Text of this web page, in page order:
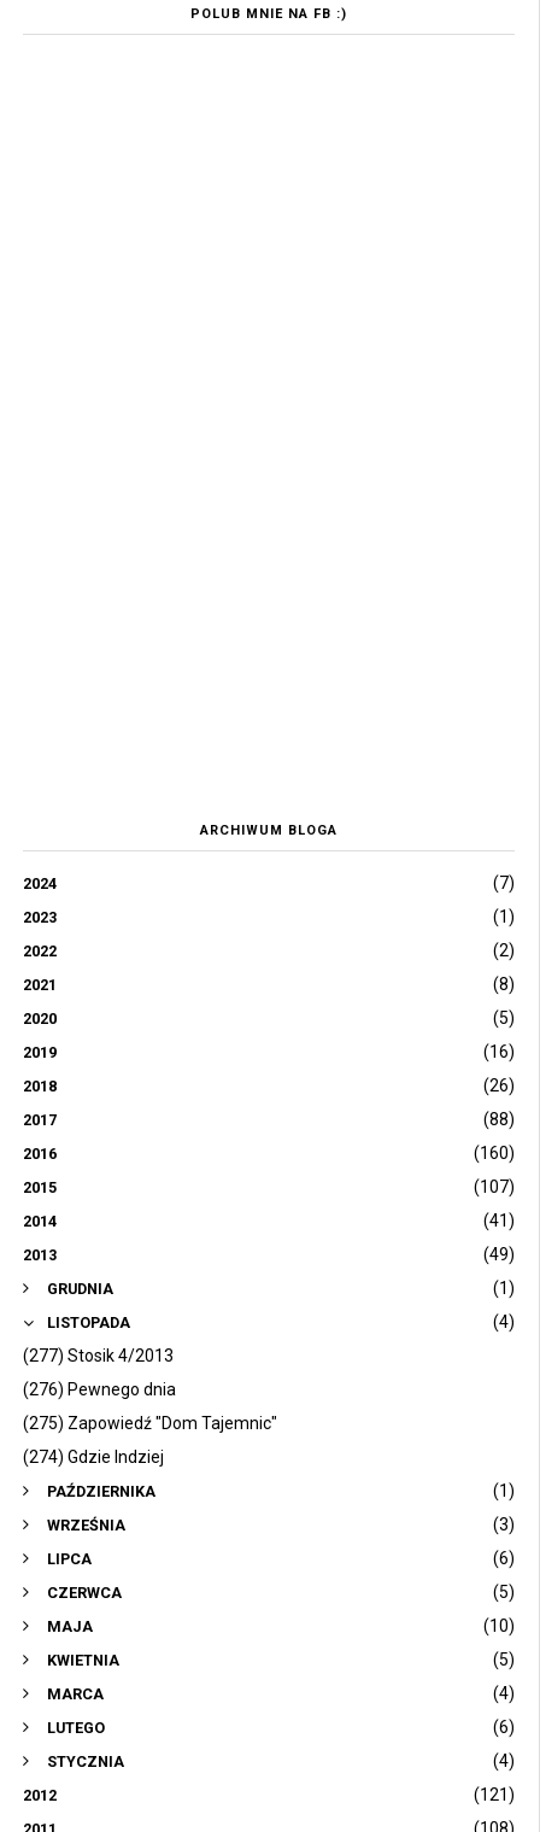
POLUB MNIE NA FB :)
ARCHIWUM BLOGA
2024 (7)
2023 (1)
2022 (2)
2021 (8)
2020 (5)
2019 (16)
2018 (26)
2017 (88)
2016 (160)
2015 (107)
2014 (41)
2013 (49)
GRUDNIA (1)
LISTOPADA
(4)
(277) Stosik 4/2013
(276) Pewnego dnia
(275) Zapowiedź "Dom Tajemnic"
(274) Gdzie Indziej
PAŹDZIERNIKA (1)
WRZEŚNIA (3)
LIPCA (6)
CZERWCA (5)
MAJA (10)
KWIETNIA (5)
MARCA (4)
LUTEGO (6)
STYCZNIA (4)
2012 (121)
(108)